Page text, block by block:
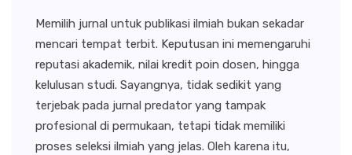
Memilih jurnal untuk publikasi ilmiah bukan sekadar
mencari tempat terbit. Keputusan ini memengaruhi
reputasi akademik, nilai kredit poin dosen, hingga
kelulusan studi. Sayangnya, tidak sedikit yang
terjebak pada jurnal predator yang tampak
profesional di permukaan, tetapi tidak memiliki
proses seleksi ilmiah yang jelas. Oleh karena itu,